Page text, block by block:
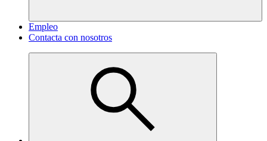
Empleo
Contacta con nosotros